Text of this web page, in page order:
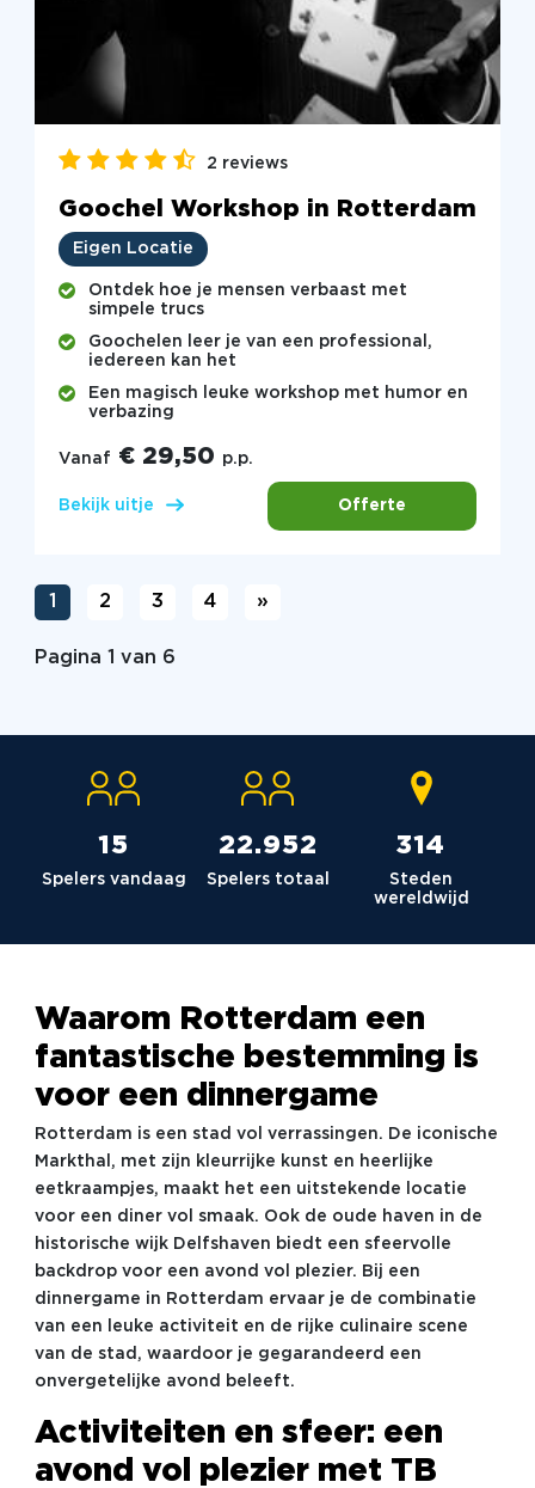
2 reviews
Goochel Workshop in Rotterdam
Eigen Locatie
Ontdek hoe je mensen verbaast met
simpele trucs
Goochelen leer je van een professional,
iedereen kan het
Een magisch leuke workshop met humor en
verbazing
Vanaf € 29,50 p.p.
Bekijk uitje Offerte
1 2 3 4 »
Pagina 1 van 6
15
Spelers vandaag
23.036
Spelers totaal
315
Steden
wereldwijd
Waarom Rotterdam een
fantastische bestemming is
voor een dinnergame
Rotterdam is een stad vol verrassingen. De iconische
Markthal, met zijn kleurrijke kunst en heerlijke
eetkraampjes, maakt het een uitstekende locatie
voor een diner vol smaak. Ook de oude haven in de
historische wijk Delfshaven biedt een sfeervolle
backdrop voor een avond vol plezier. Bij een
dinnergame in Rotterdam ervaar je de combinatie
van een leuke activiteit en de rijke culinaire scene
van de stad, waardoor je gegarandeerd een
onvergetelijke avond beleeft.
Activiteiten en sfeer: een
avond vol plezier met TB